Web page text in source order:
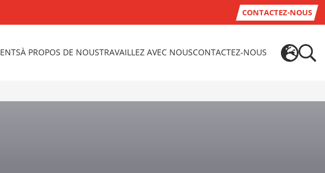
CONTACTEZ-NOUS
À PROPOS DE NOUSTRAVAILLEZ AVEC NOUSCONTACTEZ-NOUS